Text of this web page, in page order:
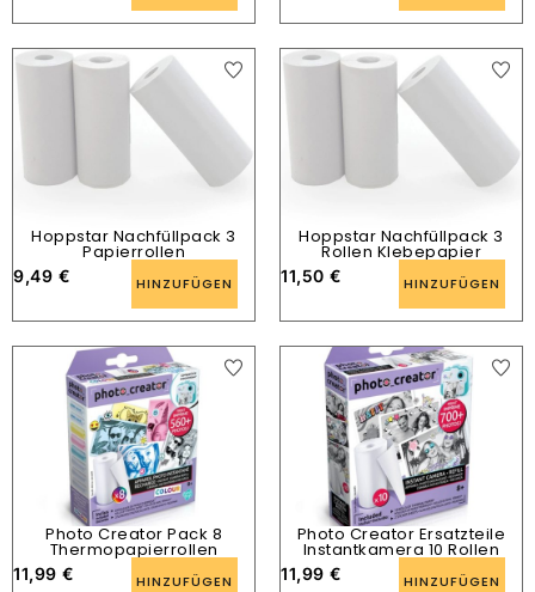
Hoppstar Nachfüllpack 3
Papierrollen
9,49 € HINZUFÜGEN
Hoppstar Nachfüllpack 3
Rollen Klebepapier
11,50 € HINZUFÜGEN
Photo Creator Pack 8
Thermopapierrollen
11,99 € HINZUFÜGEN
Photo Creator Ersatzteile
Instantkamera 10 Rollen
11,99 € HINZUFÜGEN